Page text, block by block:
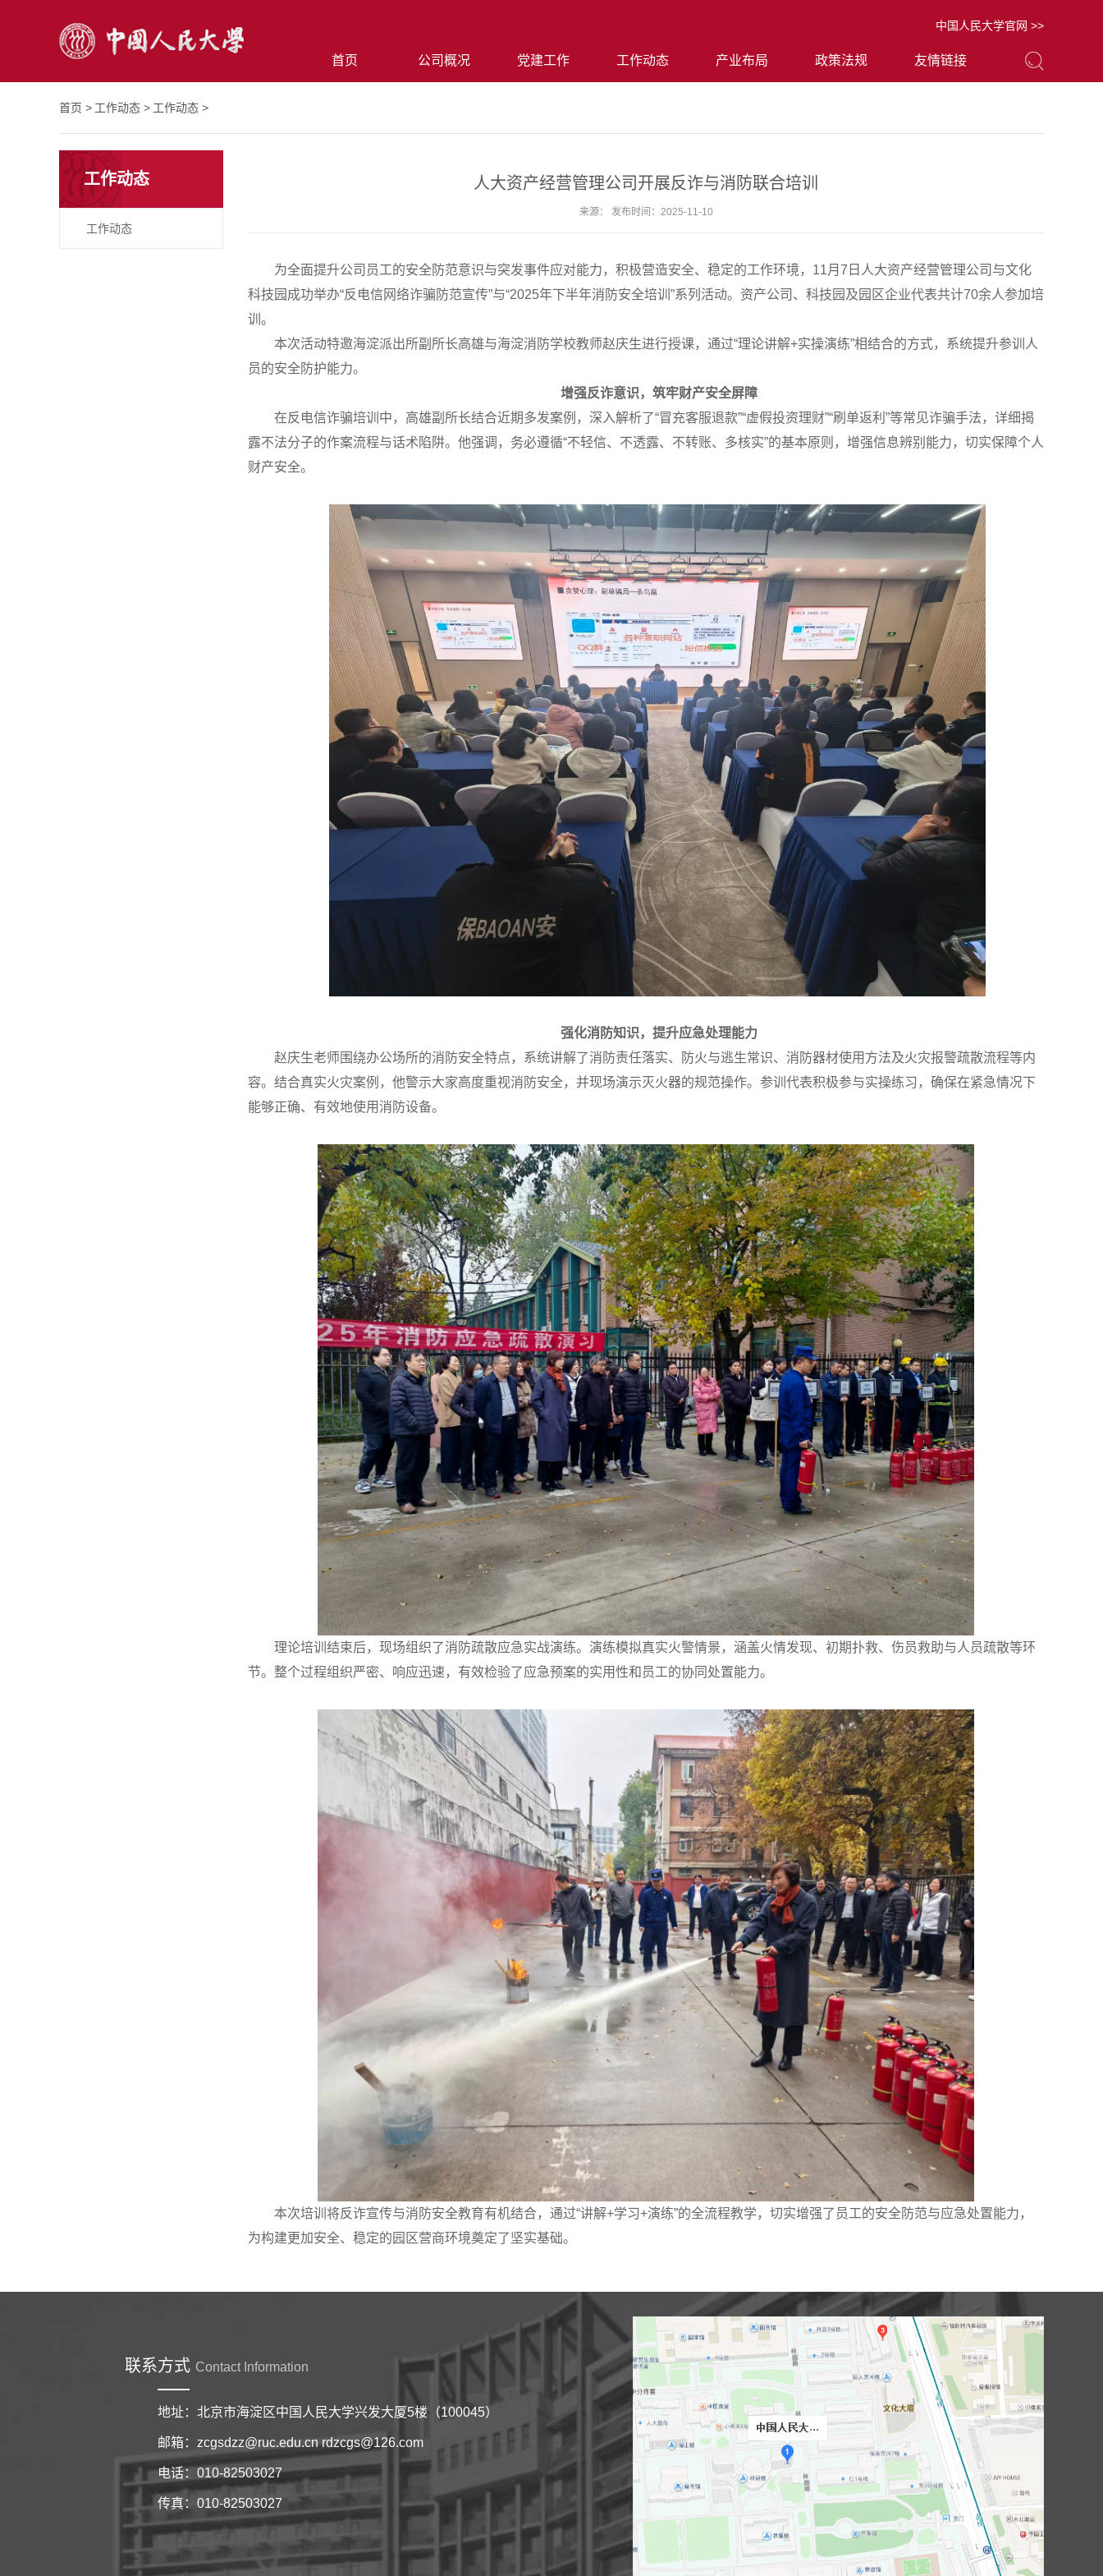
中国人民大学官网 >>
首页 公司概况 党建工作 工作动态 产业布局 政策法规 友情链接
首页 > 工作动态 > 工作动态 >
工作动态
工作动态
人大资产经营管理公司开展反诈与消防联合培训
来源： 发布时间：2025-11-10
为全面提升公司员工的安全防范意识与突发事件应对能力，积极营造安全、稳定的工作环境，11月7日人大资产经营管理公司与文化
科技园成功举办“反电信网络诈骗防范宣传”与“2025年下半年消防安全培训”系列活动。资产公司、科技园及园区企业代表共计70余人参加培
训。
本次活动特邀海淀派出所副所长高雄与海淀消防学校教师赵庆生进行授课，通过“理论讲解+实操演练”相结合的方式，系统提升参训人
员的安全防护能力。
增强反诈意识，筑牢财产安全屏障
在反电信诈骗培训中，高雄副所长结合近期多发案例，深入解析了“冒充客服退款”“虚假投资理财”“刷单返利”等常见诈骗手法，详细揭
露不法分子的作案流程与话术陷阱。他强调，务必遵循“不轻信、不透露、不转账、多核实”的基本原则，增强信息辨别能力，切实保障个人
财产安全。
强化消防知识，提升应急处理能力
赵庆生老师围绕办公场所的消防安全特点，系统讲解了消防责任落实、防火与逃生常识、消防器材使用方法及火灾报警疏散流程等内
容。结合真实火灾案例，他警示大家高度重视消防安全，并现场演示灭火器的规范操作。参训代表积极参与实操练习，确保在紧急情况下
能够正确、有效地使用消防设备。
理论培训结束后，现场组织了消防疏散应急实战演练。演练模拟真实火警情景，涵盖火情发现、初期扑救、伤员救助与人员疏散等环
节。整个过程组织严密、响应迅速，有效检验了应急预案的实用性和员工的协同处置能力。
本次培训将反诈宣传与消防安全教育有机结合，通过“讲解+学习+演练”的全流程教学，切实增强了员工的安全防范与应急处置能力，
为构建更加安全、稳定的园区营商环境奠定了坚实基础。
联系方式 Contact Information
地址：北京市海淀区中国人民大学兴发大厦5楼（100045）
邮箱：zcgsdzz@ruc.edu.cn rdzcgs@126.com
电话：010-82503027
传真：010-82503027